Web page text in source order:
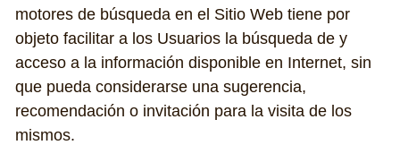
motores de búsqueda en el Sitio Web tiene por
objeto facilitar a los Usuarios la búsqueda de y
acceso a la información disponible en Internet, sin
que pueda considerarse una sugerencia,
recomendación o invitación para la visita de los
mismos.